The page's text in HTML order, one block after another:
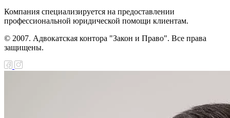
Компания специализируется на предоставлении
профессиональной юридической помощи клиентам.
© 2007. Адвокатская контора "Закон и Право". Все права
защищены.